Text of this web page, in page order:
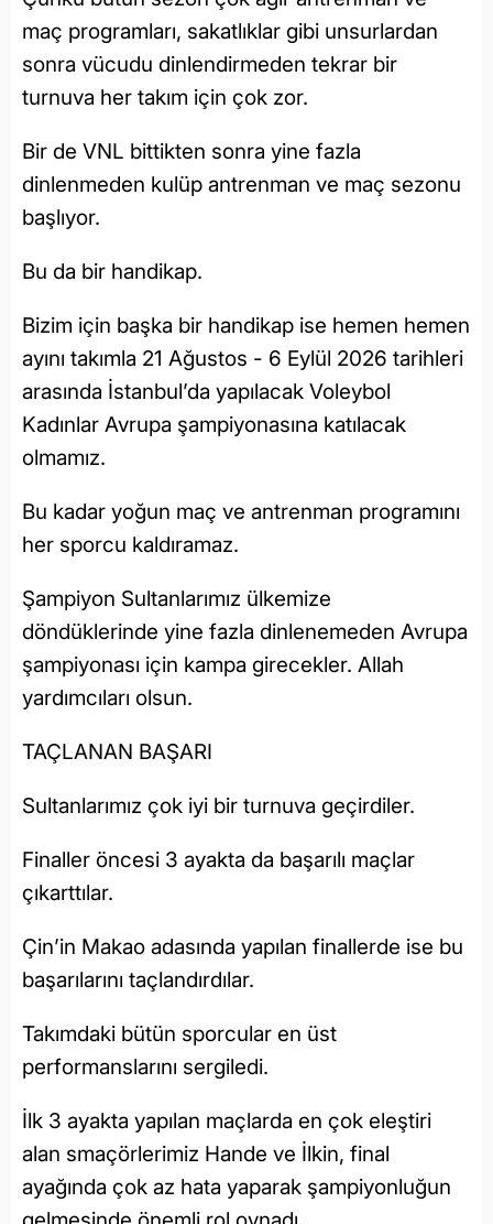
maç programları, sakatlıklar gibi unsurlardan
sonra vücudu dinlendirmeden tekrar bir
turnuva her takım için çok zor.
Bir de VNL bittikten sonra yine fazla
dinlenmeden kulüp antrenman ve maç sezonu
başlıyor.
Bu da bir handikap.
Bizim için başka bir handikap ise hemen hemen
ayını takımla 21 Ağustos - 6 Eylül 2026 tarihleri
arasında İstanbul’da yapılacak Voleybol
Kadınlar Avrupa şampiyonasına katılacak
olmamız.
Bu kadar yoğun maç ve antrenman programını
her sporcu kaldıramaz.
Şampiyon Sultanlarımız ülkemize
döndüklerinde yine fazla dinlenemeden Avrupa
şampiyonası için kampa girecekler. Allah
yardımcıları olsun.
TAÇLANAN BAŞARI
Sultanlarımız çok iyi bir turnuva geçirdiler.
Finaller öncesi 3 ayakta da başarılı maçlar
çıkarttılar.
Çin’in Makao adasında yapılan finallerde ise bu
başarılarını taçlandırdılar.
Takımdaki bütün sporcular en üst
performanslarını sergiledi.
İlk 3 ayakta yapılan maçlarda en çok eleştiri
alan smaçörlerimiz Hande ve İlkin, final
ayağında çok az hata yaparak şampiyonluğun